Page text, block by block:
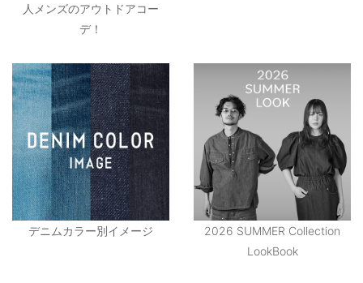
人メンズのアウトドアコー
デ！
デニムカラー別イメージ
2026 SUMMER Collection
LookBook